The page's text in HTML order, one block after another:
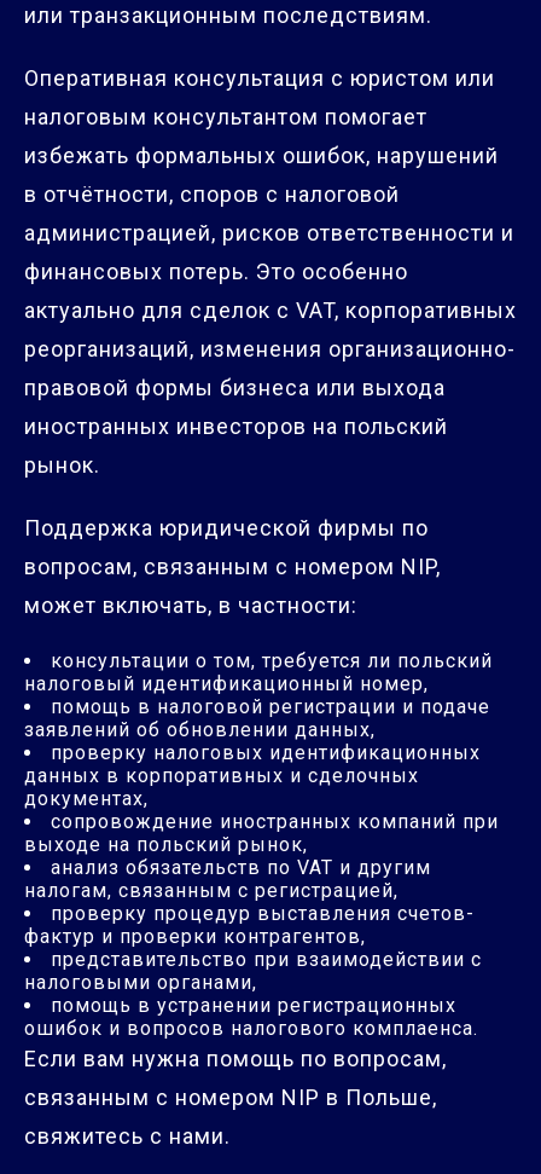
или транзакционным последствиям.
Оперативная консультация с юристом или
налоговым консультантом помогает
избежать формальных ошибок, нарушений
в отчётности, споров с налоговой
администрацией, рисков ответственности и
финансовых потерь. Это особенно
актуально для сделок с VAT, корпоративных
реорганизаций, изменения организационно-
правовой формы бизнеса или выхода
иностранных инвесторов на польский
рынок.
Поддержка юридической фирмы по
вопросам, связанным с номером NIP,
может включать, в частности:
консультации о том, требуется ли польский
налоговый идентификационный номер,
помощь в налоговой регистрации и подаче
заявлений об обновлении данных,
проверку налоговых идентификационных
данных в корпоративных и сделочных
документах,
сопровождение иностранных компаний при
выходе на польский рынок,
анализ обязательств по VAT и другим
налогам, связанным с регистрацией,
проверку процедур выставления счетов-
фактур и проверки контрагентов,
представительство при взаимодействии с
налоговыми органами,
помощь в устранении регистрационных
ошибок и вопросов налогового комплаенса.
Если вам нужна помощь по вопросам,
связанным с номером NIP в Польше,
свяжитесь с нами.